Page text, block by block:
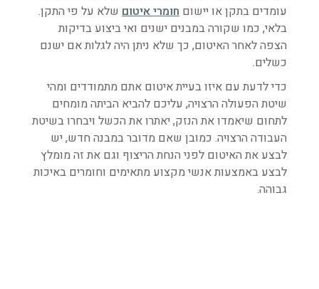
עומדים בתקן או יישום חומרי איטום שלא על פי התקן.
בלאי, כמו שקורה במבנים ישנים ואי ביצוע בדיקות
הצפה לאחר האיטום, כך שלא ניתן היה לגלות אם ישנם
כשלים.
כדי לדעת עם איזו בעיית איטום אתם מתמודדים ומהי
שיטת הפעולה הרצויה, עליכם להביא הביתה מומחים
לתחום שיאמדו את הנזק, יאתרו את הכשל ויבחרו בשיטת
העבודה הרצויה. כמובן שאם מדובר במבנה חדש, יש
לבצע את האיטום לפני הנחת הריצוף וגם את זה מומלץ
לבצע באמצעות אנשי מקצוע מתאימים וחומרים באיכות
גבוהה.